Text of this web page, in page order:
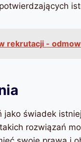
rekrutacji -
jako świadek
rozwiązań